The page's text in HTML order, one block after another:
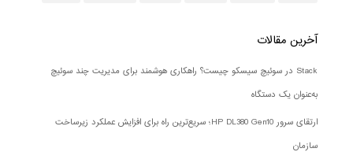
آخرین مقالات
Stack در سوئیچ سیسکو چیست؟ راهکاری هوشمند برای مدیریت چند سوئیچ
به‌عنوان یک دستگاه
ارتقای سرور HP DL380 Gen10؛ سریع‌ترین راه برای افزایش عملکرد زیرساخت
سازمان